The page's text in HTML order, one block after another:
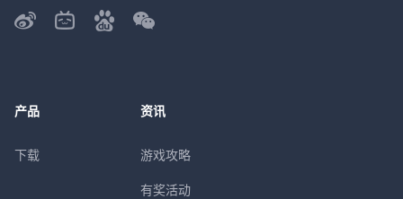
产品
下载
资讯
游戏攻略
有奖活动